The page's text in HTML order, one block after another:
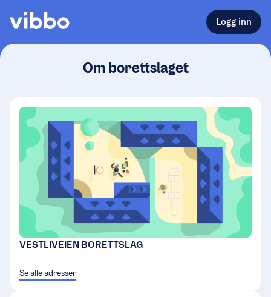
Logg inn
Om borettslaget
VESTLIVEIEN BORETTSLAG
Se alle adresser